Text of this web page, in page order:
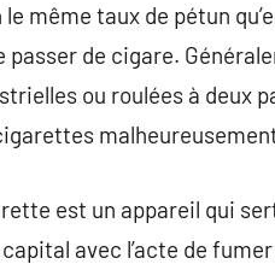
même taux de pétun
passer de cigare.
ou roulées à deux
est un appareil qui
avec l’acte de